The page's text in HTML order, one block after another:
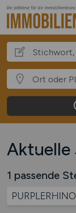
Aktuelle
1 passende